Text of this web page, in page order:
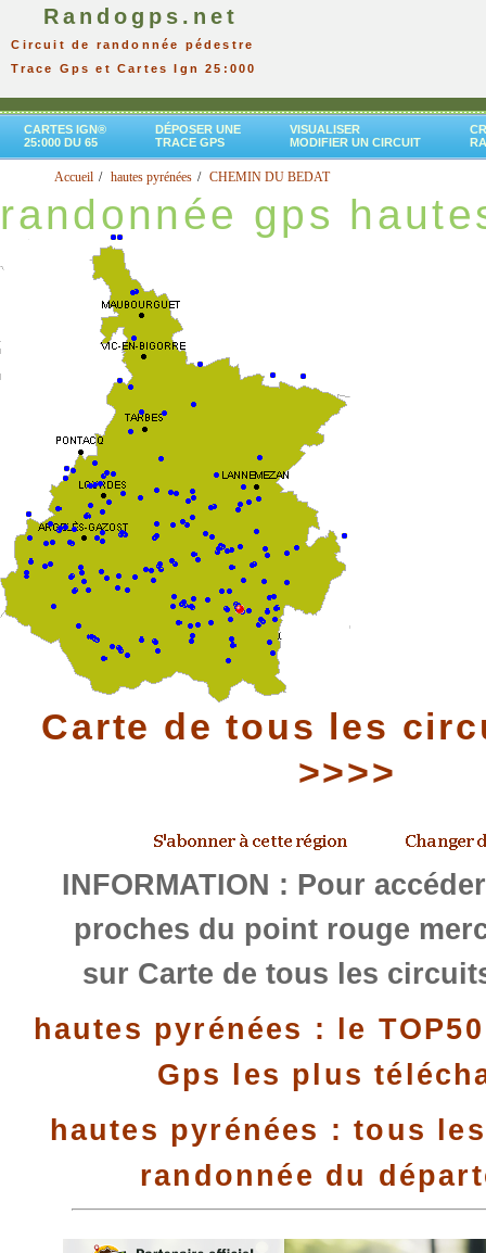
Randogps.net
Circuit de randonnée pédestre
Trace Gps et Cartes Ign 25:000
CARTES IGN®
25:000 DU 65
DÉPOSER UNE
TRACE GPS
VISUALISER
MODIFIER UN CIRCUIT
Accueil hautes pyrénées CHEMIN DU BEDAT
randonnée gps
Carte de tous les
>>>>
INFORMATION : Pour
proches du point rouge
sur Carte de tous les
hautes pyrénées : le
Gps les plus
hautes pyrénées : tous
randonnée du